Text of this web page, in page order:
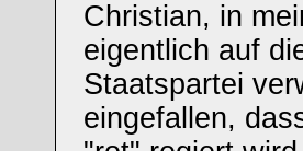
Christian, in
eigentlich auf
Staatspartei
eingefallen,